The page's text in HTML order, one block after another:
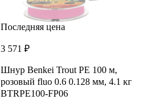
Последняя цена
3 571 ₽
Шнур Benkei Trout PE 100 м,
розовый fluo 0.6 0.128 мм, 4.1 кг
BTRPE100-FP06